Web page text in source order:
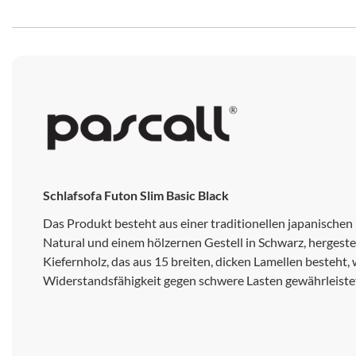
Schlafsofa Futon Slim Basic Black
Das Produkt besteht aus einer traditionellen
Natural und einem hölzernen Gestell in Schwarz,
Kiefernholz, das aus 15 breiten, dicken Lamellen
Widerstandsfähigkeit gegen schwere Lasten